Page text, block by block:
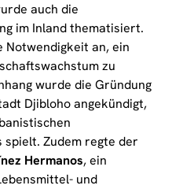
auch die
im Inland thematisiert.
Notwendigkeit an, ein
zu
wurde die Gründung
Djibloho angekündigt,
spielt. Zudem regte der
Hermanos, ein
und